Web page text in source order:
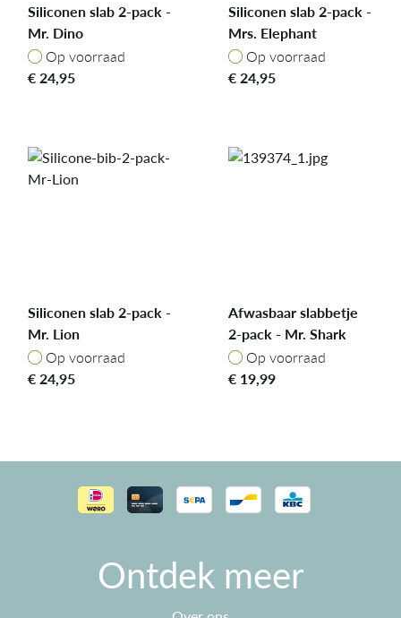
Siliconen slab 2-pack -
Mr. Dino
Op voorraad
Op voorraad
€24,95
Siliconen slab 2-pack -
Mrs. Elephant
Op voorraad
Op voorraad
€24,95
Siliconen slab 2-pack -
Mr. Lion
Op voorraad
Op voorraad
€24,95
Afwasbaar slabbetje
2-pack - Mr. Shark
Op voorraad
Op voorraad
€ 19,99
Ontdek meer